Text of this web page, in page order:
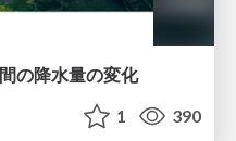
の降水量の変化
1 390